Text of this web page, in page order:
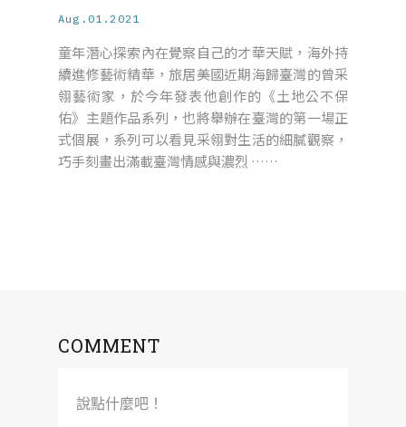
Aug.01.2021
童年潛心探索內在覺察自己的才華天賦，海外持
續進修藝術精華，旅居美國近期海歸臺灣的曾采
翎藝術家，於今年發表他創作的《土地公不保
佑》主題作品系列，也將舉辦在臺灣的第一場正
式個展，系列可以看見采翎對生活的細膩觀察，
巧手刻畫出滿載臺灣情感與濃烈 ……
COMMENT
說點什麼吧！